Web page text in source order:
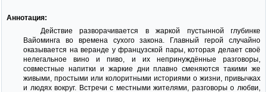
Аннотация:
Действие разворачивается в жаркой пустынной глубинке
Вайоминга во времена сухого закона. Главный герой случайно
оказывается на веранде у французской пары, которая делает своё
нелегальное вино и пиво, и их непринуждённые разговоры,
совместные напитки и жаркие дни плавно сменяются такими же
живыми, простыми или колоритными историями о жизни, привычках
и людях вокруг. Встречи с местными жителями, разговоры о любви,